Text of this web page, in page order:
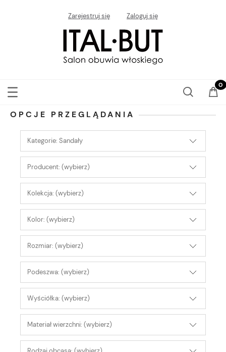
Zarejestruj się Zaloguj się
OPCJE PRZEGLĄDANIA
Kategorie: Sandały
Producent: (wybierz)
Kolekcja: (wybierz)
Kolor: (wybierz)
Rozmiar: (wybierz)
Podeszwa: (wybierz)
Wyściółka: (wybierz)
Materiał wierzchni: (wybierz)